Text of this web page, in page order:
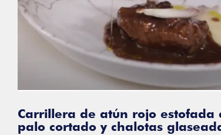
atún rojo estofada con
y chalotas glaseadas.